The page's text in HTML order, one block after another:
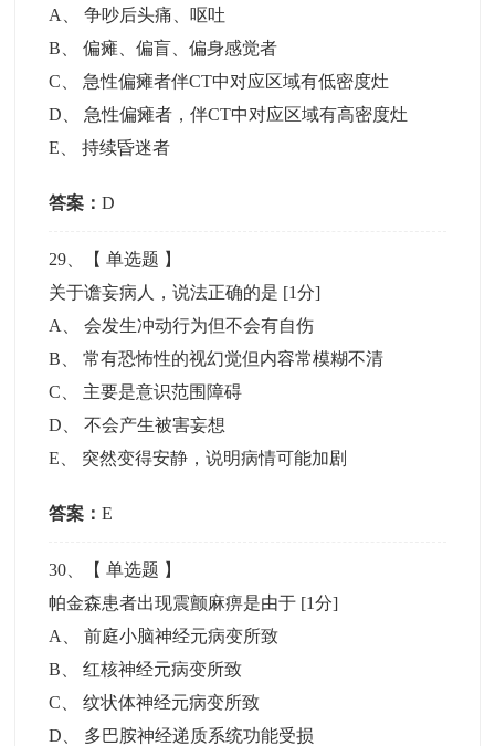
A
、争吵后头痛、呕吐
B 、偏瘫、偏盲、偏身感觉者
C
急性偏瘫者伴CT中对应区域有低密度灶
D
急性偏瘫者，伴CT中对应区域有高密度灶
E 、持续昏迷者
答案：D
29 、【单选题 】
关于谵妄病人，说法正确的是 [1分]
A
、会发生冲动行为但不会有自伤
B 、常有恐怖性的视幻觉但内容常模糊不清
C
主要是意识范围障碍
D 、不会产生被害妄想
E
突然变得安静，说明病情可能加剧
答案：E
30 、【单选题 】
帕金森患者出现震颤麻痹是由于 [1分]
A
、前庭小脑神经元病变所致
B 、红核神经元病变所致
C 、纹状体神经元病变所致
D
多巴胺神经递质系统功能受损